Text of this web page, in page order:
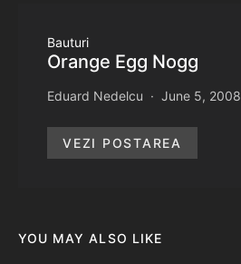
Bauturi
Orange Egg Nogg
Eduard Nedelcu June 5, 2008
VEZI POSTAREA
YOU MAY ALSO LIKE